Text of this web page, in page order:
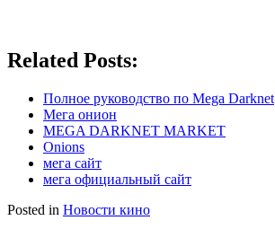
Related Posts:
Полное руководство по Mega Darknet
Мега онион
MEGA DARKNET MARKET
Onions
мега сайт
мега официальный сайт
Posted in Новости кино